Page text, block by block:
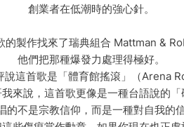
創業者在低潮時的強心針。
的製作找來了瑞典組合 Mattman &
他們把那種爆發力處理得極好。
說這首歌是「體育館搖滾」（Arena
來說，這首歌更像是一種台語說的「
的不是宗教信仰，而是一種對自我的